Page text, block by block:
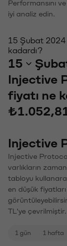
Performansını
iyi analiz edin.
15 Şubat
kadardı?
15
Injective
fiyatı ne
Injective
Injective
varlıkların
tabloyu
en düşük
TL'ye çevrilmiştir.
1 gün 1 hafta